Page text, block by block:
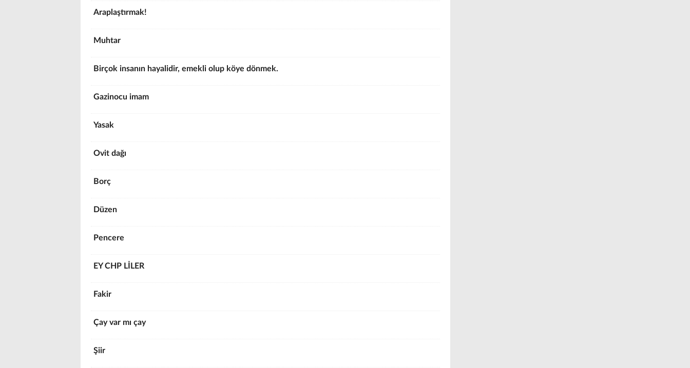
Araplaştırmak!
Muhtar
Birçok insanın hayalidir, emekli olup köye dönmek.
Gazinocu imam
Yasak
Ovit dağı
Borç
Düzen
Pencere
EY CHP LİLER
Fakir
Çay var mı çay
Şiir